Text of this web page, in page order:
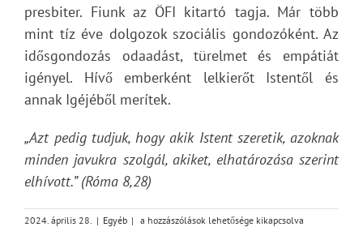
presbiter. Fiunk az ÖFI kitartó tagja. Már több
mint tíz éve dolgozok szociális gondozóként. Az
idősgondozás odaadást, türelmet és empátiát
igényel. Hívő emberként lelkierőt Istentől és
annak Igéjéből merítek.
„Azt pedig tudjuk, hogy akik Istent szeretik, azoknak
minden javukra szolgál, akiket, elhatározása szerint
elhívott.” (Róma 8,28)
2024. április 28. | Egyéb | Gyulai
a hozzászólások lehetősége kikapcsolva